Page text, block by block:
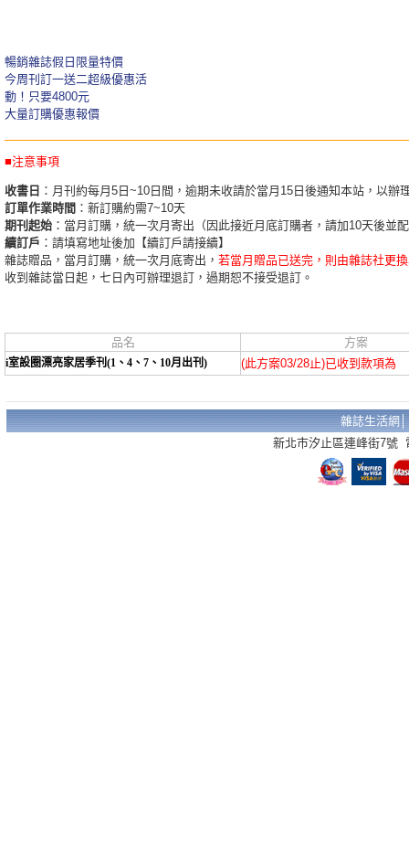
暢銷雜誌假日限量特價
今周刊訂一送二超級優惠活
動！只要4800元
大量訂購優惠報價
■注意事項
收書日 ：月刊約每月5日~10日間，逾期未收請於當月15日後通知本站，以辦
訂單作業時間 ：新訂購約需7~10天
期刊起始 ：當月訂購，統一次月寄出（因此接近月底訂購者，請加10天後並
續訂戶 ：請填寫地址後加【續訂戶請接續】
雜誌贈品，當月訂購，統一次月底寄出， 若當月贈品已送完，則由雜誌社更
收到雜誌當日起，七日內可辦理退訂，過期恕不接受退訂。
品名 方案
i室設圈漂亮家居季刊(1、4、7、10月出刊) (此方案03/28止)已收到款項為
雜誌生活網
新北市汐止區連峰街7號